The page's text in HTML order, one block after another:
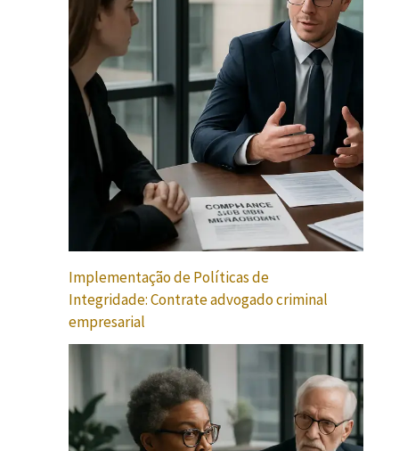
Implementação de Políticas de
Integridade: Contrate advogado criminal
empresarial